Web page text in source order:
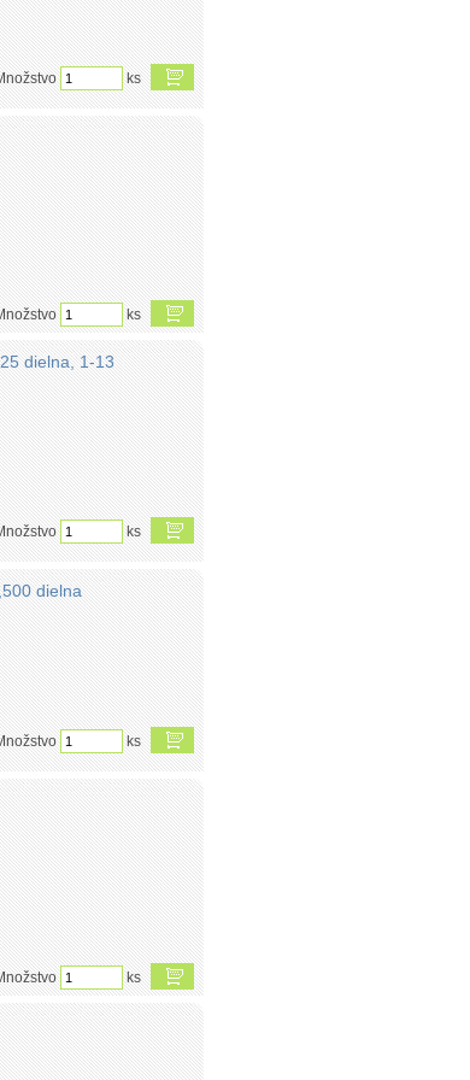
ks
ks
dielna, 1-13
ks
dielna
ks
ks